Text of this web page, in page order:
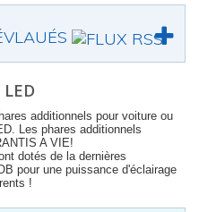
additionnels pour voiture ou
Les phares additionnels
A VIE!
dotés de la dernières
pour une puissance d'éclairage
!